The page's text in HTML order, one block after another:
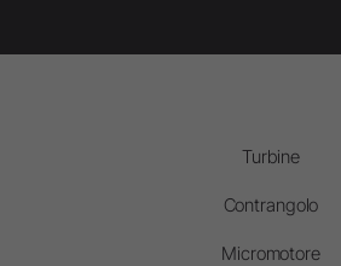
Turbine
Contrangolo
Micromotore